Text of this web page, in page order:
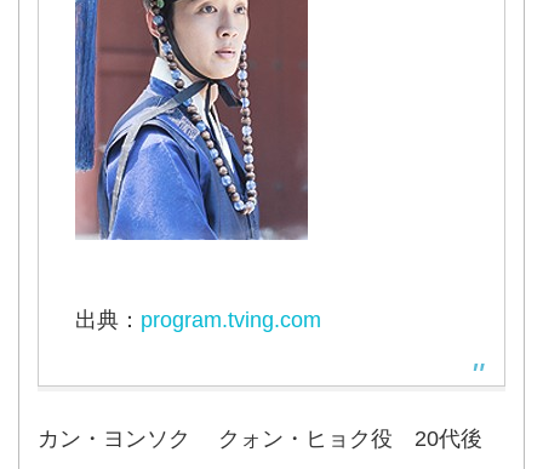
出典： program.tving.com
カン・ヨンソク クォン・ヒョク役 20代後